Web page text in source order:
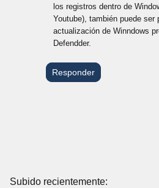
los registros dentro de
Youtube), también puede ser
actualización de Winndows
Defendder.
Responder
Subido recientemente: